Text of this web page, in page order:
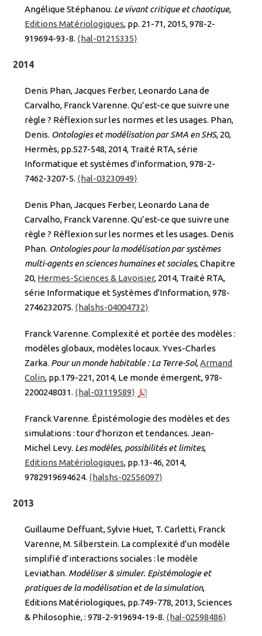
Angélique Stéphanou. Le vivant critique et chaotique,
Editions Matériologiques, pp. 21-71, 2015, 978-2-
919694-93-8. ⟨hal-01215335⟩
2014
Denis Phan, Jacques Ferber, Leonardo Lana de
Carvalho, Franck Varenne. Qu’est-ce que suivre une
règle ? Réflexion sur les normes et les usages. Phan,
Denis. Ontologies et modélisation par SMA en SHS, 20,
Hermès, pp.527-548, 2014, Traité RTA, série
Informatique et systèmes d'information, 978-2-
7462-3207-5. ⟨hal-03230949⟩
Denis Phan, Jacques Ferber, Leonardo Lana de
Carvalho, Franck Varenne. Qu’est-ce que suivre une
règle ? Réflexion sur les normes et les usages. Denis
Phan. Ontologies pour la modélisation par systèmes
multi-agents en sciences humaines et sociales, Chapitre
20, Hermes-Sciences & Lavoisier, 2014, Traité RTA,
série Informatique et Systèmes d'Information, 978-
2746232075. ⟨halshs-04004732⟩
Franck Varenne. Complexité et portée des modèles :
modèles globaux, modèles locaux. Yves-Charles
Zarka. Pour un monde habitable : La Terre-Sol,Armand
Colin, pp.179-221, 2014, Le monde émergent, 978-
2200248031. ⟨hal-03119589⟩
Franck Varenne. Épistémologie des modèles et des
simulations : tour d'horizon et tendances. Jean-
Michel Levy. Les modèles, possibilités et limites,
Editions Matériologiques, pp.13-46, 2014,
9782919694624. ⟨halshs-02556097⟩
2013
Guillaume Deffuant, Sylvie Huet, T. Carletti, Franck
Varenne, M. Silberstein. La complexité d’un modèle
simplifié d’interactions sociales : le modèle
Leviathan. Modéliser & simuler. Epistémologie et
pratiques de la modélisation et de la simulation,
Editions Matériologiques, pp.749-778, 2013, Sciences
& Philosophie, : 978-2-919694-19-8. ⟨hal-02598486⟩